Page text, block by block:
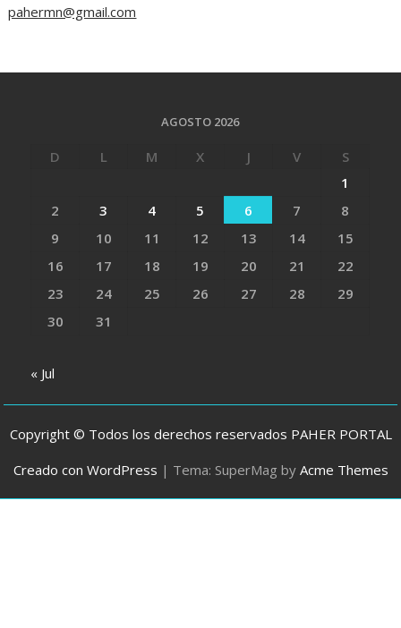
pahermn@gmail.com
AGOSTO 2026
D L M X J V
S
1
2
3 4 5 6 7
8
9
10 11 12 13 14
15
16
17 18 19 20 21
22
23
24 25 26 27 28
29
30
31
« Jul
Copyright © Todos los derechos reservados PAHER PORTAL
Creado con WordPress | Tema: SuperMag by Acme Themes